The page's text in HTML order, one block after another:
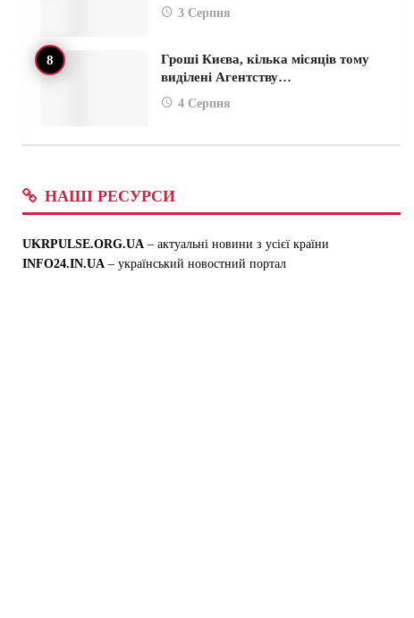
3 Серпня
Гроші Києва, кілька місяців тому
виділені Агентству…
4 Серпня
НАШІ РЕСУРСИ
UKRPULSE.ORG.UA – актуальні новини з усієї країни
INFO24.IN.UA – український новостний портал